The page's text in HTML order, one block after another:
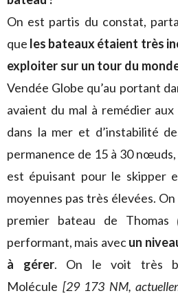
On est partis du constat,
que les bateaux étaient très
exploiter sur un tour du
Vendée Globe qu’au portant
avaient du mal à remédier
dans la mer et d’instabilité
permanence de 15 à 30
est épuisant pour le skipper
moyennes pas très élevées.
premier bateau de Thomas
performant, mais avecun
à gérer. On le voit très
Molécule [29 173 NM,